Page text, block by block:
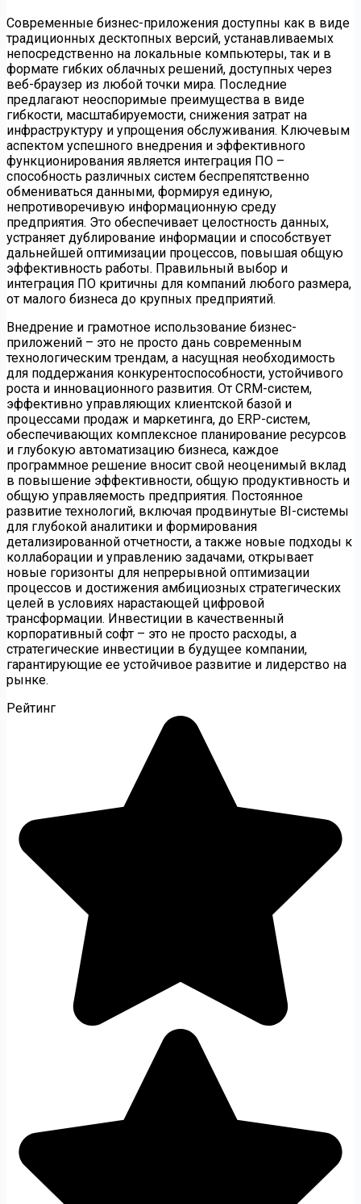
Современные бизнес-приложения доступны как в виде
традиционных десктопных версий, устанавливаемых
непосредственно на локальные компьютеры, так и в
формате гибких облачных решений, доступных через
веб-браузер из любой точки мира. Последние
предлагают неоспоримые преимущества в виде
гибкости, масштабируемости, снижения затрат на
инфраструктуру и упрощения обслуживания. Ключевым
аспектом успешного внедрения и эффективного
функционирования является интеграция ПО –
способность различных систем беспрепятственно
обмениваться данными, формируя единую,
непротиворечивую информационную среду
предприятия. Это обеспечивает целостность данных,
устраняет дублирование информации и способствует
дальнейшей оптимизации процессов, повышая общую
эффективность работы. Правильный выбор и
интеграция ПО критичны для компаний любого размера,
от малого бизнеса до крупных предприятий.
Внедрение и грамотное использование бизнес-
приложений – это не просто дань современным
технологическим трендам, а насущная необходимость
для поддержания конкурентоспособности, устойчивого
роста и инновационного развития. От CRM-систем,
эффективно управляющих клиентской базой и
процессами продаж и маркетинга, до ERP-систем,
обеспечивающих комплексное планирование ресурсов
и глубокую автоматизацию бизнеса, каждое
программное решение вносит свой неоценимый вклад
в повышение эффективности, общую продуктивность и
общую управляемость предприятия. Постоянное
развитие технологий, включая продвинутые BI-системы
для глубокой аналитики и формирования
детализированной отчетности, а также новые подходы к
коллаборации и управлению задачами, открывает
новые горизонты для непрерывной оптимизации
процессов и достижения амбициозных стратегических
целей в условиях нарастающей цифровой
трансформации. Инвестиции в качественный
корпоративный софт – это не просто расходы, а
стратегические инвестиции в будущее компании,
гарантирующие ее устойчивое развитие и лидерство на
рынке.
Рейтинг